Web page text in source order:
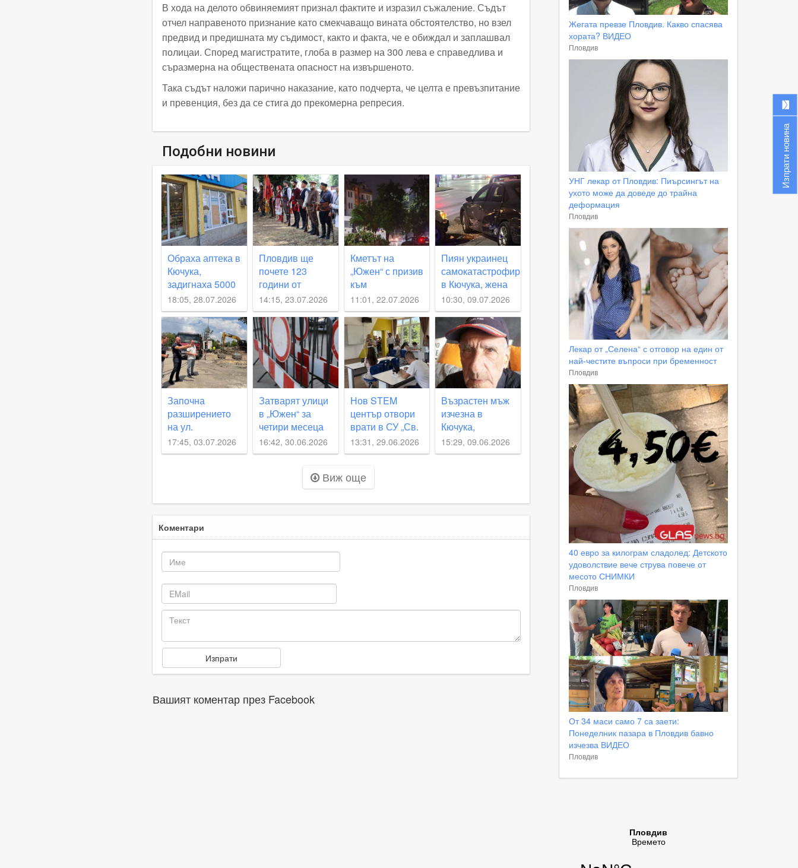
В хода на делото обвиняемият признал фактите и изразил съжаление. Съдът
отчел направеното признание като смекчаващо вината обстоятелство, но взел
предвид и предишната му съдимост, както и факта, че е обиждал и заплашвал
полицаи. Според магистратите, глоба в размер на 300 лева е справедлива и
съразмерна на обществената опасност на извършеното.
Така съдът наложи парично наказание, като подчерта, че целта е превъзпитание
и превенция, без да се стига до прекомерна репресия.
Подобни новини
Обраха аптека в
Кючука,
задигнаха 5000
евро
18:05, 28.07.2026
Пловдив ще
почете 123
години от
Илинденско-
Преображенското
въстание
14:15, 23.07.2026
Кметът на
„Южен“ с призив
към
пловдивчани
заради
очакваната
нова буря над
Пловдив
11:01, 22.07.2026
Пиян украинец
самокатастрофира
в Кючука, жена
се размина на
косъм
10:30, 09.07.2026
Започна
разширението
на ул.
„Калиакра“ в
район „Южен“
17:45, 03.07.2026
Затварят улици
в „Южен“ за
четири месеца
16:42, 30.06.2026
Нов STEM
център отвори
врати в СУ „Св.
Константин-
Кирил Философ“
13:31, 29.06.2026
Възрастен мъж
изчезна в
Кючука,
близките молят
за съдействие
15:29, 09.06.2026
Виж още
Коментари
Вашият коментар през Facebook
Жегата превзе Пловдив. Какво спасява
хората? ВИДЕО
Пловдив
УНГ лекар от Пловдив: Пиърсингът на
ухото може да доведе до трайна
деформация
Пловдив
Лекар от „Селена“ с отговор на един от
най-честите въпроси при бременност
Пловдив
40 евро за килограм сладолед: Детското
удоволствие вече струва повече от
месото СНИМКИ
Пловдив
От 34 маси само 7 са заети:
Понеделник пазара в Пловдив бавно
изчезва ВИДЕО
Пловдив
Изпрати новина